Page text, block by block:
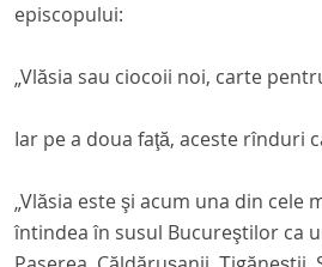
episcopului:
„Vlăsia sau ciocoii noi, carte
Iar pe a doua faţă, aceste rînduri
„Vlăsia este şi acum una din
întindea în susul Bucureştilor ca